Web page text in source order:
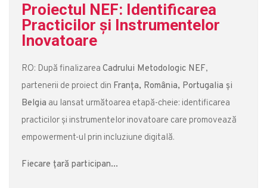
Proiectul NEF: Identificarea
Practicilor și Instrumentelor
Inovatoare
RO: După finalizarea Cadrului Metodologic NEF,
partenerii de proiect din Franța, România, Portugalia și
Belgia au lansat următoarea etapă-cheie: identificarea
practicilor și instrumentelor inovatoare care promovează
empowerment-ul prin incluziune digitală.
Fiecare țară participan...